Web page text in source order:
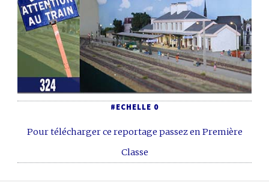
#ECHELLE 0
Pour télécharger ce reportage passez en Première
Classe